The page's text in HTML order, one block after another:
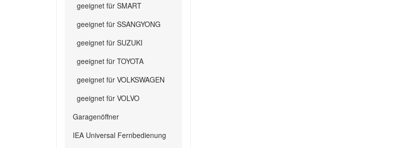
geeignet für SMART
geeignet für SSANGYONG
geeignet für SUZUKI
geeignet für TOYOTA
geeignet für VOLKSWAGEN
geeignet für VOLVO
Garagenöffner
IEA Universal Fernbedienung